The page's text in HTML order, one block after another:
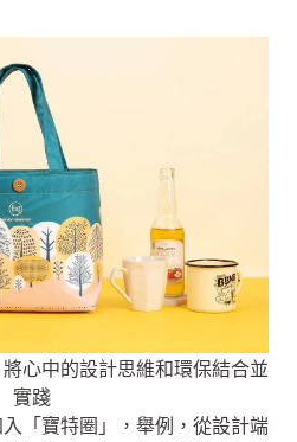
心中的設計思維和環保結合並
實踐
「寶特圈」，舉例，從設計端